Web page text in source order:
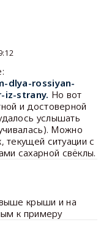
dlya-rossiyan-
iz-strany. Но вот
и достоверной
услышать
Можно
текущей ситуации с
сахарной свёклы.
крыши и на
к примеру